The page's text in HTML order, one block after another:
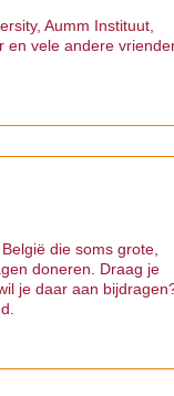
Aumm Instituut,
en vele andere
die soms grote,
doneren. Draag je
je daar aan